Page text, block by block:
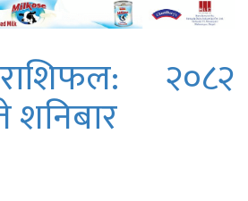
२०८२